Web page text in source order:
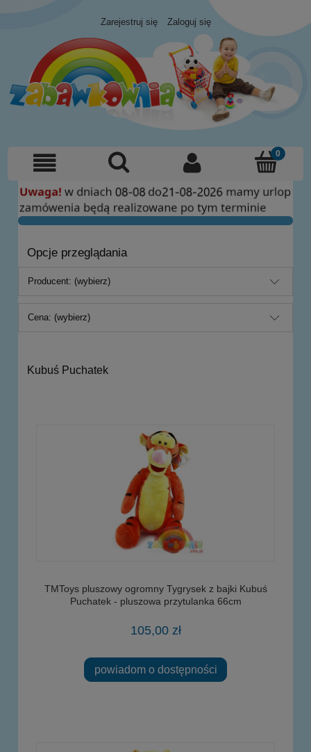
Zarejestruj się Zaloguj się
Opcje przeglądania
Producent: (wybierz)
Cena: (wybierz)
Kubuś Puchatek
TMToys pluszowy ogromny Tygrysek z bajki Kubuś
Puchatek - pluszowa przytulanka 66cm
105,00 zł
powiadom o dostępności